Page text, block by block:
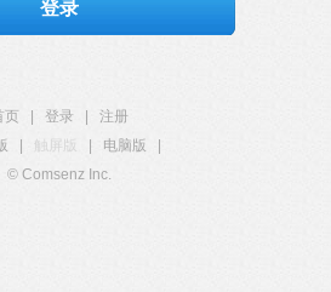
登录
页 登录
注册
触屏版 电脑版
© Comsenz Inc.